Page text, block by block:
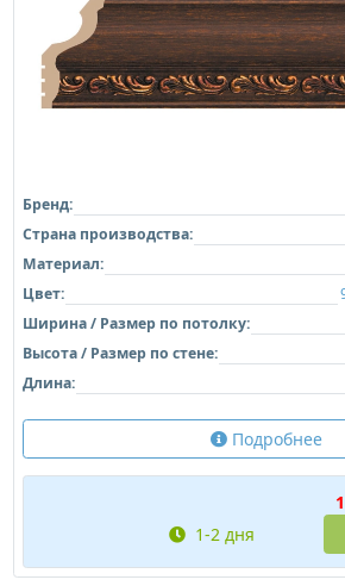
Бренд:
Страна производства:
Материал:
Цвет:
Ширина / Размер по потолку:
Высота / Размер по стене:
Длина:
Подробнее
1-2 дня